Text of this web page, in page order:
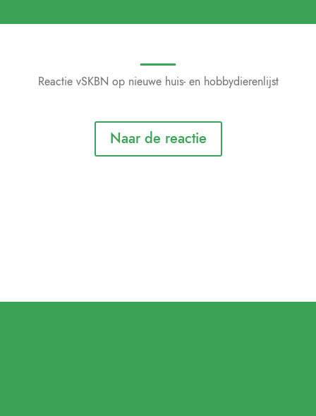
Reactie vSKBN op nieuwe huis- en hobbydierenlijst
Naar de reactie